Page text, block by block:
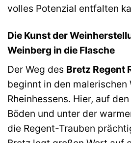
volles Potenzial entfalten
Die Kunst der
Weinberg in die Flasche
Der Weg des Bretz Regent
beginnt in den malerischen
Rheinhessens. Hier, auf
Böden und unter der
die Regent-Trauben